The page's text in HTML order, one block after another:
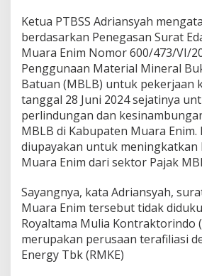
T
B
S
S
A
n
a
m
P
i
d
a
a
k
a
n
P
Ketua PTBSS Adriansyah
berdasarkan Penegasan Surat
Muara Enim Nomor 600/473/VI/
Penggunaan Material Mineral
Batuan (MBLB) untuk pekerjaan
tanggal 28 Juni 2024 sejatinya
perlindungan dan
MBLB di Kabupaten Muara Enim.
diupayakan untuk meningkatkan
Muara Enim dari sektor Pajak
Sayangnya, kata Adriansyah,
Muara Enim tersebut tidak
Royaltama Mulia Kontraktorindo
merupakan perusaan terafiliasi
Energy Tbk (RMKE)